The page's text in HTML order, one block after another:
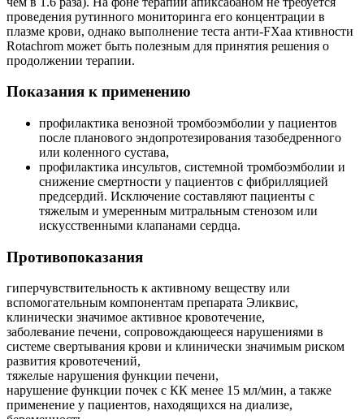
проведения рутинного мониторинга его концентрации в
плазме крови, однако выполнение теста анти-FXaа ктивности
Rotachrom может быть полезным для принятия решения о
продолжении терапии.
Показания к применению
профилактика венозной тромбоэмболии у пациентов
после планового эндопротезирования тазобедренного
или коленного сустава,
профилактика инсультов, системной тромбоэмболии и
снижение смертности у пациентов с фибрилляцией
предсердий. Исключение составляют пациенты с
тяжелым и умеренным митральным стенозом или
искусственными клапанами сердца.
Противопоказания
гиперчувствительность к активному веществу или
вспомогательным компонентам препарата Эликвис,
клинически значимое активное кровотечение,
заболевание печени, сопровождающееся нарушениями в
системе свертывания крови и клинически значимым риском
развития кровотечений,
тяжелые нарушения функции печени,
нарушение функции почек с КК менее 15 мл/мин, а также
применение у пациентов, находящихся на диализе,